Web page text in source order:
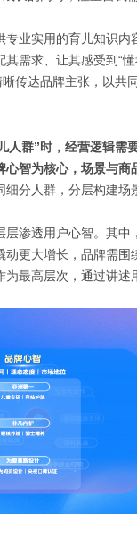
业实用的育儿知识内
需求、让其感受到“懂
传达品牌主张，以共
人群”时，经营逻辑需
心智为核心，场景与商
细分人群，分层构建场
渗透用户心智。其中，
动更大增长，品牌需围
为最高层次，通过讲述
产后出现乳房